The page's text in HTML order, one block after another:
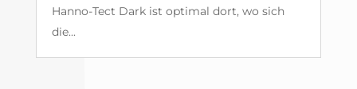
Hanno-Tect Dark ist optimal dort, wo sich
die...